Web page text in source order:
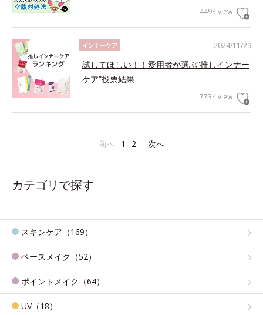
4493 view
2024/11/29
インナーケア
試してほしい！！愛用者が選ぶ“推しインナー
ケア”投票結果
7734 view
前へ 1 2 次へ
カテゴリで探す
スキンケア（169）
ベースメイク（52）
ポイントメイク（64）
UV（18）